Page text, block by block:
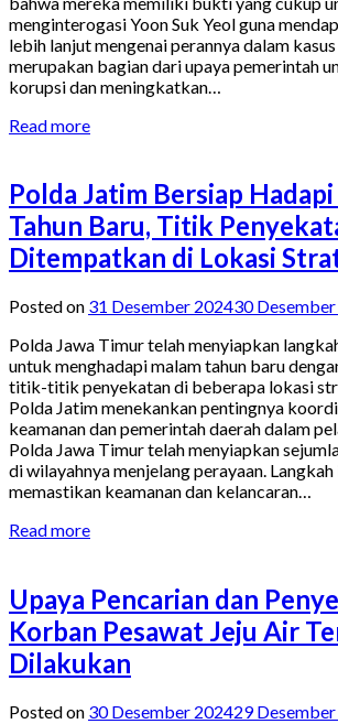
menginterogasi Yoon Suk Yeol guna
lebih lanjut mengenai perannya dalam
merupakan bagian dari upaya pemerintah
korupsi dan meningkatkan…
Read more
Polda Jatim Bersiap
Tahun Baru, Titik
Ditempatkan di Lokasi
Posted on 31 Desember 202430
Polda Jawa Timur telah menyiapkan
untuk menghadapi malam tahun baru
titik-titik penyekatan di beberapa lokasi
Polda Jatim menekankan pentingnya
keamanan dan pemerintah daerah dalam
Polda Jawa Timur telah menyiapkan
di wilayahnya menjelang perayaan.
memastikan keamanan dan kelancaran…
Read more
Upaya Pencarian dan
Korban Pesawat Jeju Air
Dilakukan
Posted on 30 Desember 202429